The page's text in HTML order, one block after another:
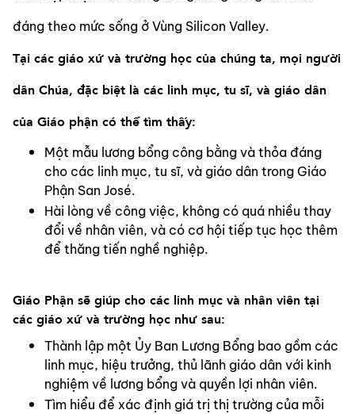
đáng theo mức sống ở Vùng Silicon Valley.
Tại các giáo xứ và trường học của chúng ta, mọi người
dân Chúa, đặc biệt là các linh mục, tu sĩ, và giáo dân
của Giáo phận có thể tìm thấy:
Một mẫu lương bổng công bằng và thỏa đáng
cho các linh mục, tu sĩ, và giáo dân trong Giáo
Phận San José.
Hài lòng về công việc, không có quá nhiều thay
đổi về nhân viên, và có cơ hội tiếp tục học thêm
để thăng tiến nghề nghiệp.
Giáo Phận sẽ giúp cho các linh mục và nhân viên tại
các giáo xứ và trường học như sau:
Thành lập một Ủy Ban Lương Bổng bao gồm các
linh mục, hiệu trưởng, thủ lãnh giáo dân với kinh
nghiệm về lương bổng và quyền lợi nhân viên.
Tìm hiểu để xác định giá trị thị trường của mỗi